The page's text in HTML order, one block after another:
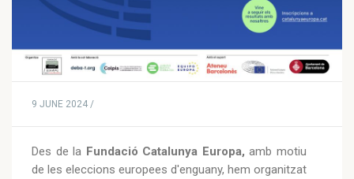
9 JUNE 2024 /
Des de la Fundació Catalunya Europa, amb motiu
de les eleccions europees d'enguany, hem organitzat